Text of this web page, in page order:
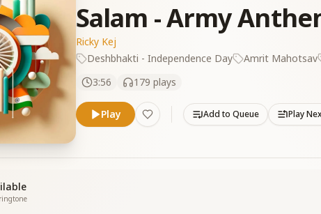
Salam - Army
Ricky Kej
Deshbhakti - Independence Day
Amrit Mahotsav
3:56
179 plays
Play Add to Queue Play